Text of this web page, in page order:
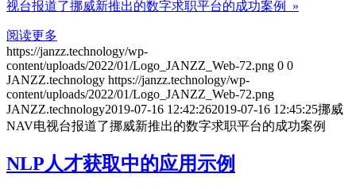
视台报道了挪威新推出的数字求职平台的成功案例 »
阅读更多
https://janzz.technology/wp-
content/uploads/2022/01/Logo_JANZZ_Web-72.png 0 0
JANZZ.technology https://janzz.technology/wp-
content/uploads/2022/01/Logo_JANZZ_Web-72.png
JANZZ.technology2019-07-16 12:42:262019-07-16 12:45:25挪威
NAV电视台报道了挪威新推出的数字求职平台的成功案例
NLP人才获取中的应用示例